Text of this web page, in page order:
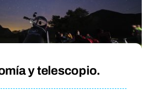
y telescopio.